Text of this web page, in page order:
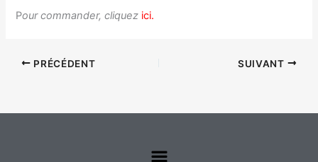
Pour commander, cliquez ici.
PRÉCÉDENT SUIVANT
Menu